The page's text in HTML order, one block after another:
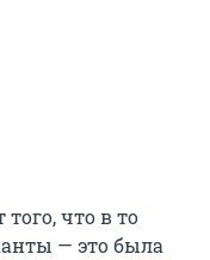
что в то
— это была